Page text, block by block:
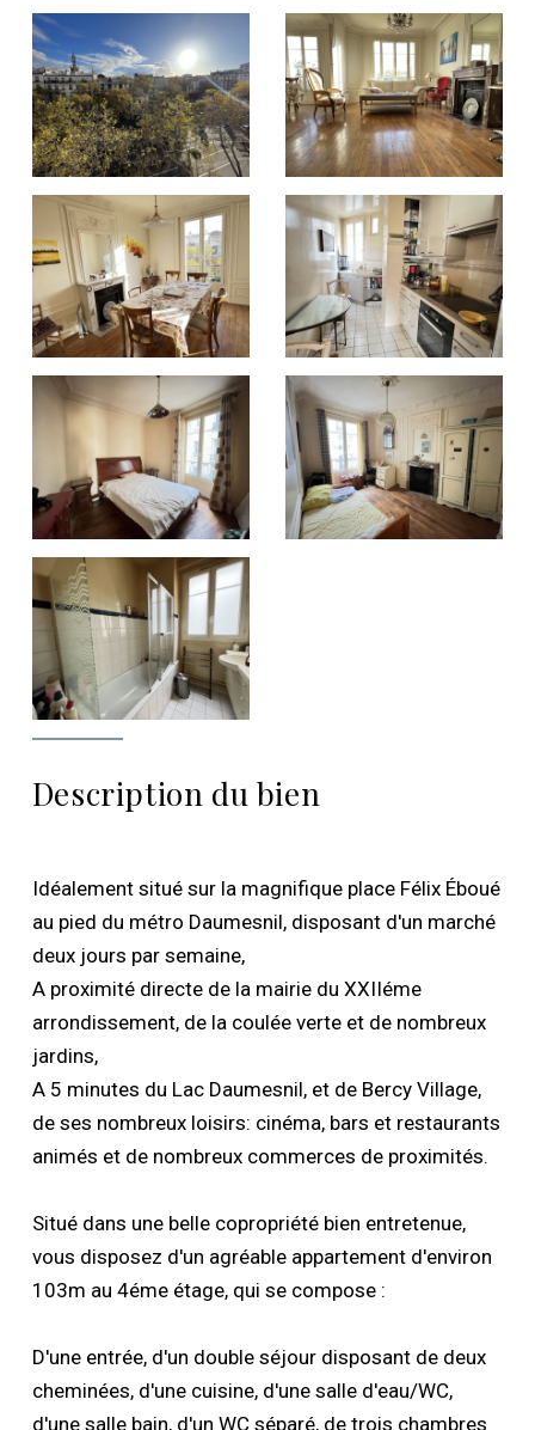
Description du bien
Idéalement situé sur la magnifique place Félix Éboué
au pied du métro Daumesnil, disposant d'un marché
deux jours par semaine,
A proximité directe de la mairie du XXIIéme
arrondissement, de la coulée verte et de nombreux
jardins,
A 5 minutes du Lac Daumesnil, et de Bercy Village,
de ses nombreux loisirs: cinéma, bars et restaurants
animés et de nombreux commerces de proximités.
Situé dans une belle copropriété bien entretenue,
vous disposez d'un agréable appartement d'environ
103m au 4éme étage, qui se compose :
D'une entrée, d'un double séjour disposant de deux
cheminées, d'une cuisine, d'une salle d'eau/WC,
d'une salle bain, d'un WC séparé, de trois chambres